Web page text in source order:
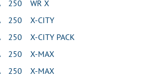
250 WR X
250 X-CITY
250 X-CITY PACK
250 X-MAX
250 X-MAX